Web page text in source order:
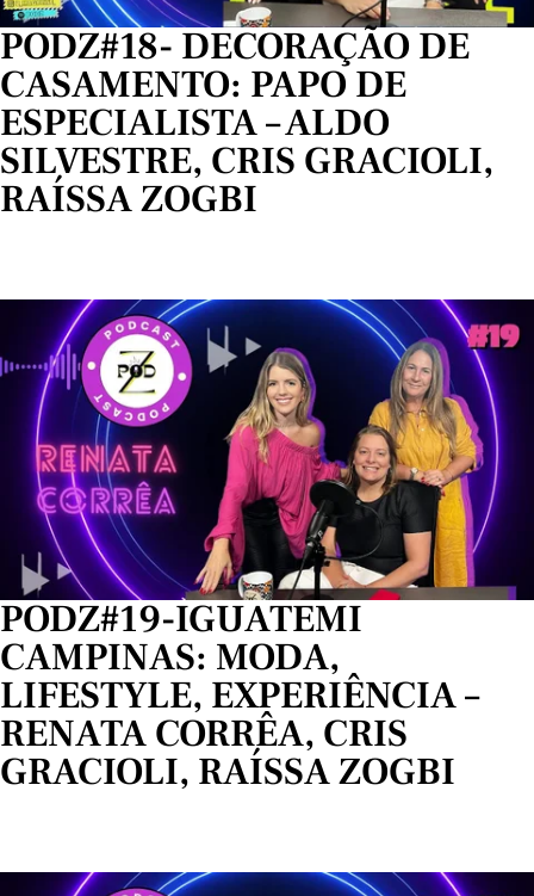
PODZ#18- DECORAÇÃO DE
CASAMENTO: PAPO DE
ESPECIALISTA – ALDO
SILVESTRE, CRIS GRACIOLI,
RAÍSSA ZOGBI
PODZ#19-IGUATEMI
CAMPINAS: MODA,
LIFESTYLE, EXPERIÊNCIA –
RENATA CORRÊA, CRIS
GRACIOLI, RAÍSSA ZOGBI